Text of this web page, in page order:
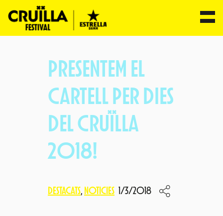
PRESENTEM EL
CARTELL PER DIES
DEL CRUÏLLA
2018!
DESTACATS, NOTICIES 1/3/2018